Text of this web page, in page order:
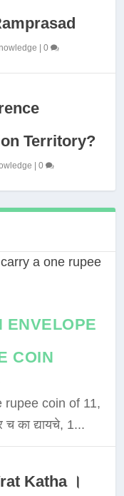
|0
Territory?
|0
ENVELOPE
COIN
rupee coin of 11,
का द्यायचे, 1...
Katha ।